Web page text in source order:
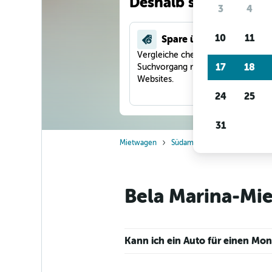
Spare über 40 %
Vergleiche checkfelix in einem
Suchvorgang mit anderen Reise-
Websites.
Mietwagen Südamerika
Bela Marina-
Kann ich ein Auto für einen
3 4
10 11
17 18
24 25
31